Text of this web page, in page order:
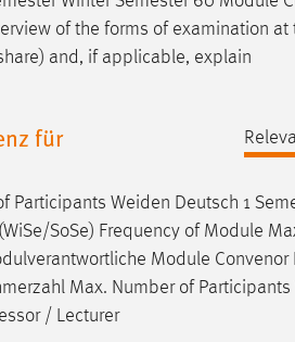
of the forms of examination at
and, if applicable, explain
für
Participants Weiden Deutsch 1
SoSe) Frequency of Module
Module Convenor
Max. Number of Participants
/ Lecturer